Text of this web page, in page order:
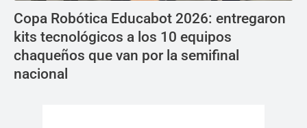
Copa Robótica Educabot 2026: entregaron
kits tecnológicos a los 10 equipos
chaqueños que van por la semifinal
nacional